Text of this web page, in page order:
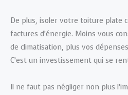
De plus, isoler votre toiture plate
factures d’énergie. Moins vous
de climatisation, plus vos
C’est un investissement qui se
Il ne faut pas négliger non plus